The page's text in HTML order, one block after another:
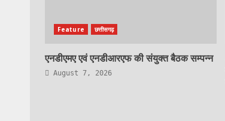
Feature छत्तीसगढ़
एनडीएमए एवं एनडीआरएफ की संयुक्त बैठक सम्पन्न
August 7, 2026